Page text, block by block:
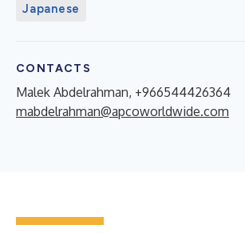
Japanese
CONTACTS
Malek Abdelrahman, +966544426364
mabdelrahman@apcoworldwide.com